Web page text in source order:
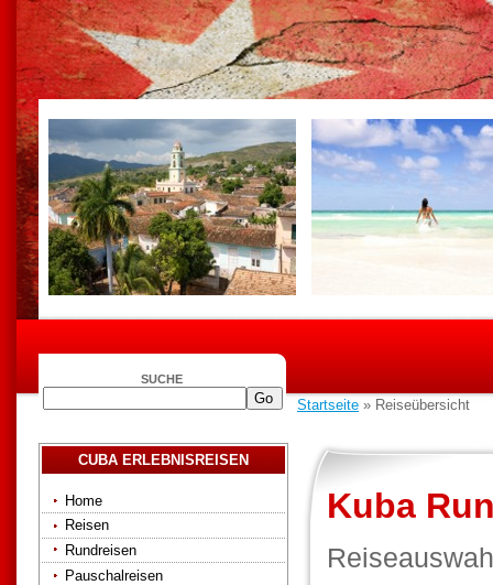
SUCHE
Startseite » Reiseübersicht
CUBA ERLEBNISREISEN
Home
Reisen
Rundreisen
Pauschalreisen
Kuba